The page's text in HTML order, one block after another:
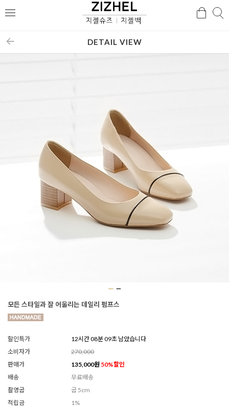
메
검
DETAIL VIEW
모든 스타일과 잘 어울리는 데일리 펌프스
할인특가
12시간 08분 07초 남았습니다
소비자가
270,000
판매가
135,000원 50%할인
배송
무료배송
촬영굽
굽 5cm
적립금
1%